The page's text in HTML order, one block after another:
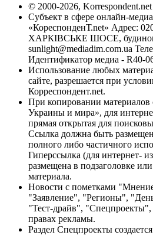
© 2000-2026, Korrespondent.net
Субъект в сфере онлайн-
«КореспонденТ.net» Адрес:
ХАРКІВСЬКЕ ШОСЕ, будинок
sunlight@mediadim.com.ua
Идентификатор медиа - R40-
Использование любых
сайте, разрешается при
Корреспондент.net.
При копировании
Украины и мира», для
прямая открытая для
Ссылка должна быть
полного либо частичного
Гиперссылка (для интернет-
размещена в подзаголовке
материала.
Новости с пометками
"Заявление", "Регионы",
"Тест-драйв",
правах рекламы.
Раздел Спецпроекты